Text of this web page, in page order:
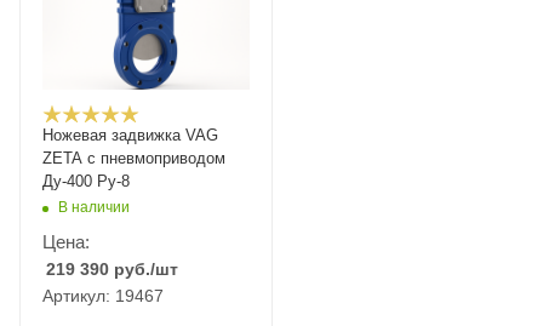
Ножевая задвижка VAG
ZETA c пневмоприводом
Ду-400 Ру-8
В наличии
Цена:
219 390 руб./шт
Артикул: 19467